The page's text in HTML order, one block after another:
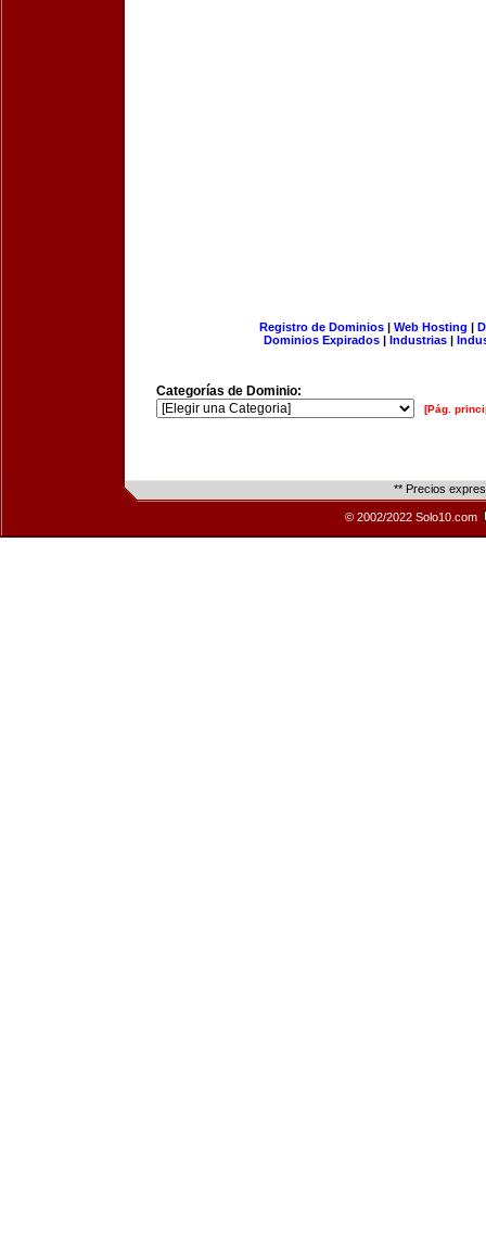
Registro de Dominios| Web Hosting |
Dominios Expirados | Industrias |
Categorías de Dominio:
[Pág.
** Precios
© 2002/2022 Solo10.com